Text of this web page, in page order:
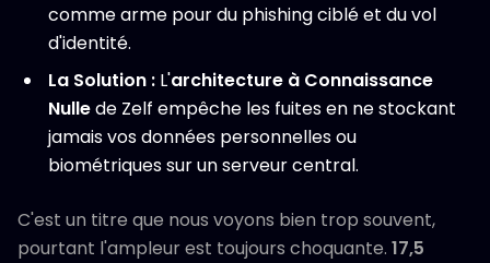
comme arme pour du phishing ciblé et du vol
d'identité.
La Solution : L'architecture à Connaissance
Nullede Zelf empêche les fuites en ne stockant
jamais vos données personnelles ou
biométriques sur un serveur central.
C'est un titre que nous voyons bien trop souvent,
pourtant l'ampleur est toujours choquante. 17,5